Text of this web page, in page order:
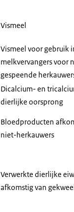
Vismeel
Vismeel voor gebruik
melkvervangers voor
gespeende
Dicalcium- en
dierlijke oorsprong
Bloedproducten
niet-herkauwers
Verwerkte dierlijke
afkomstig van